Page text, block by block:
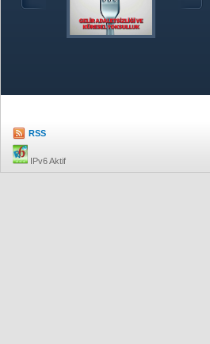
RSS
IPv6 Aktif